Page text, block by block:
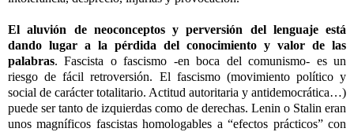
El aluvión de neoconceptos y perversión del lenguaje está
dando lugar a la pérdida del conocimiento y valor de las
palabras. Fascista o fascismo -en boca del comunismo- es un
riesgo de fácil retroversión. El fascismo (movimiento político y
social de carácter totalitario. Actitud autoritaria y antidemocrática…)
puede ser tanto de izquierdas como de derechas. Lenin o Stalin eran
unos magníficos fascistas homologables a “efectos prácticos” con